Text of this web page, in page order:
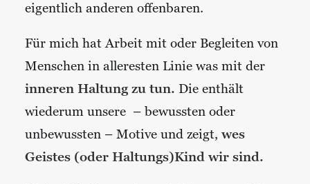
eigentlich anderen offenbaren.
Für mich hat Arbeit mit oder Begleiten von
Menschen in alleresten Linie was mit der
inneren Haltung zu tun. Die enthält
wiederum unsere – bewussten oder
unbewussten – Motive und zeigt, wes
Geistes (oder Haltungs)Kind wir sind.